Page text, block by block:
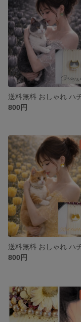
800円
800円